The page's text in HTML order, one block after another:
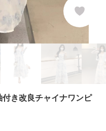
き改良チャイナワンピ